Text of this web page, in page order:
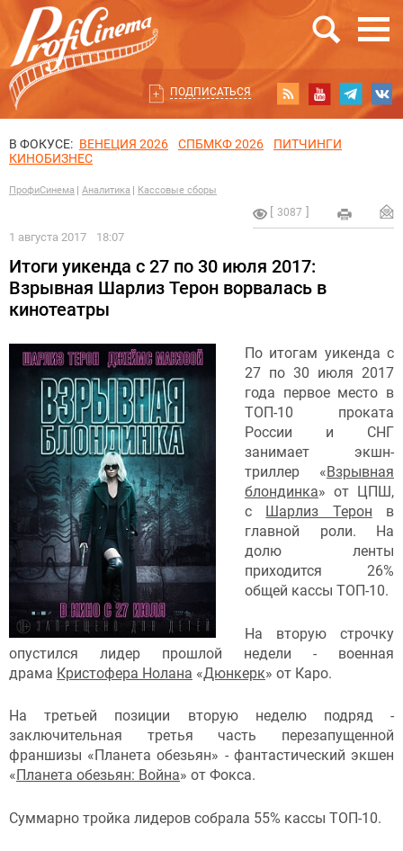
ПОДПИСАТЬСЯ
В ФОКУСЕ: ВЕНЕЦИЯ 2026 СПБМКФ 2026
ПИТЧИНГИ
КИНОБИЗНЕС
ПрофиСинема Аналитика Кассовые сборы
3087
1 августа 2017 18:07
Итоги уикенда с 27 по 30 июля 2017:
Взрывная Шарлиз Терон ворвалась в
кинотеатры
По итогам уикенда с
27 по 30 июля 2017
года первое место в
ТОП-10 проката
России и СНГ
занимает экшн-
триллер «Взрывная
блондинка» от ЦПШ,
с Шарлиз Терон в
главной роли. На
долю ленты
приходится 26%
общей кассы ТОП-10.
На вторую строчку
опустился лидер прошлой недели - военная
драма Кристофера Нолана «Дюнкерк» от Каро.
На третьей позиции вторую неделю подряд -
заключительная третья часть перезапущенной
франшизы «Планета обезьян» - фантастический экшен
« Планета обезьян: Война» от Фокса.
Суммарно тройка лидеров собрала 55% кассы ТОП-10.